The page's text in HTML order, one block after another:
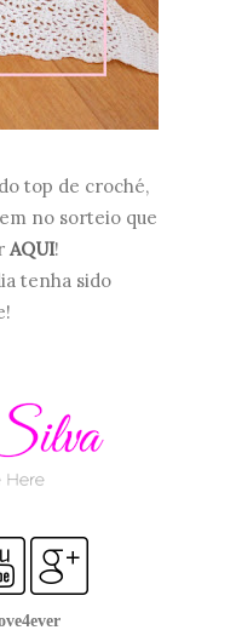
top de croché,
no sorteio que
AQUI!
tenha sido